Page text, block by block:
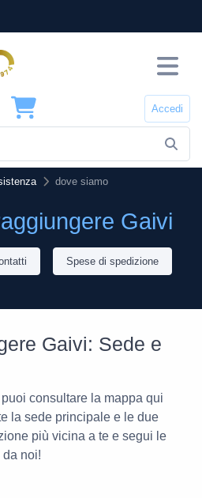
Accedi
dove siamo
Gaivi
Spese di spedizione
Gaivi: Sede e
consultare la mappa qui
la sede principale e le due
più vicina a te e segui le
noi!